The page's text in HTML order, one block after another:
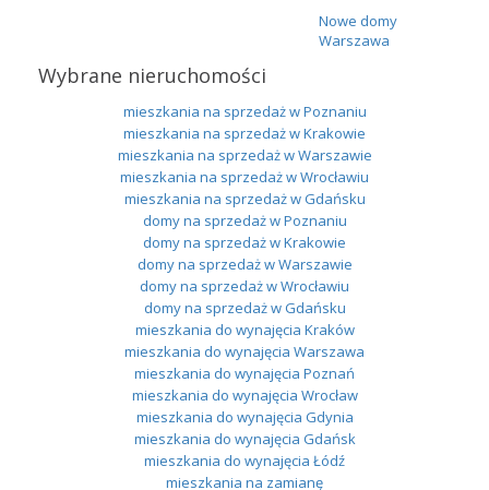
Nowe domy
Warszawa
Wybrane nieruchomości
mieszkania na sprzedaż w Poznaniu
mieszkania na sprzedaż w Krakowie
mieszkania na sprzedaż w Warszawie
mieszkania na sprzedaż w Wrocławiu
mieszkania na sprzedaż w Gdańsku
domy na sprzedaż w Poznaniu
domy na sprzedaż w Krakowie
domy na sprzedaż w Warszawie
domy na sprzedaż w Wrocławiu
domy na sprzedaż w Gdańsku
mieszkania do wynajęcia Kraków
mieszkania do wynajęcia Warszawa
mieszkania do wynajęcia Poznań
mieszkania do wynajęcia Wrocław
mieszkania do wynajęcia Gdynia
mieszkania do wynajęcia Gdańsk
mieszkania do wynajęcia Łódź
mieszkania na zamianę